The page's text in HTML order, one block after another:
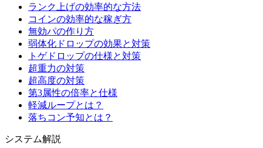
ランク上げの効率的な方法
コインの効率的な稼ぎ方
無効パの作り方
弱体化ドロップの効果と対策
トゲドロップの仕様と対策
超重力の対策
超高度の対策
第3属性の倍率と仕様
軽減ループとは？
落ちコン予知とは？
システム解説